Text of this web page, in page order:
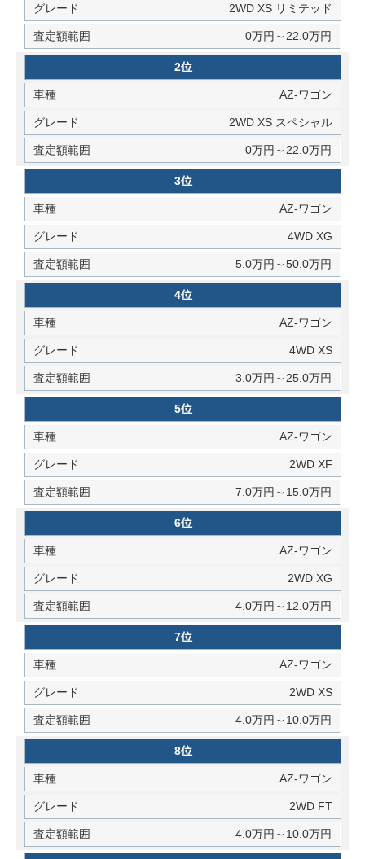
2WD XS リミテッド
0万円～22.0万円
2位
AZ-ワゴン
2WD XS スペシャル
0万円～22.0万円
3位
AZ-ワゴン
4WD XG
5.0万円～50.0万円
4位
AZ-ワゴン
4WD XS
3.0万円～25.0万円
5位
AZ-ワゴン
2WD XF
7.0万円～15.0万円
6位
AZ-ワゴン
2WD XG
4.0万円～12.0万円
7位
AZ-ワゴン
2WD XS
4.0万円～10.0万円
8位
AZ-ワゴン
2WD FT
4.0万円～10.0万円